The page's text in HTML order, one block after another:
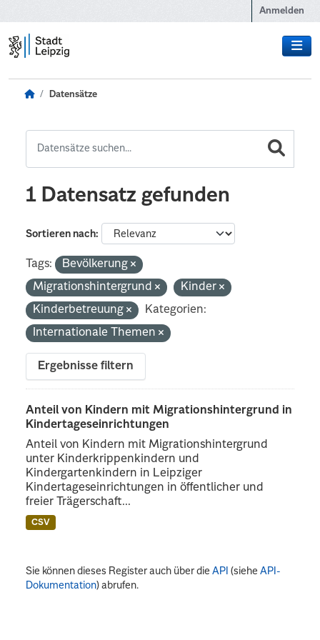
Anmelden
Datensätze
1 Datensatz gefunden
Sortieren nach
Tags:
Bevölkerung
Migrationshintergrund
Kinder
Kinderbetreuung
Kategorien:
Internationale Themen
Ergebnisse filtern
Anteil von Kindern mit Migrationshintergrund in
Kindertageseinrichtungen
Anteil von Kindern mit Migrationshintergrund
unter Kinderkrippenkindern und
Kindergartenkindern in Leipziger
Kindertageseinrichtungen in öffentlicher und
freier Trägerschaft...
CSV
Sie können dieses Register auch über dieAPI (sieheAPI-
Dokumentation) abrufen.